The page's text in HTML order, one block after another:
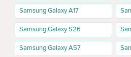
Versiunea 8/256GB este mai potrivită
video, instalezi mai multe aplicații și
pe termen lung.
Culori Galaxy Z Flip7 FE
Samsung Galaxy A17
Samsung Galaxy S26
Samsung Galaxy A57